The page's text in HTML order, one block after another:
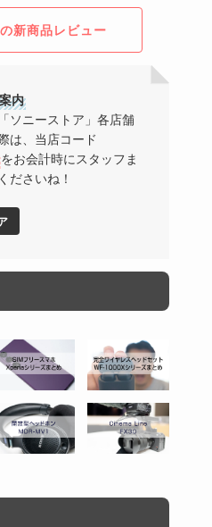
新商品レビュー
内
ソニーストア」各店舗
は、当店コード
をお会計時にスタッフま
ださいね！